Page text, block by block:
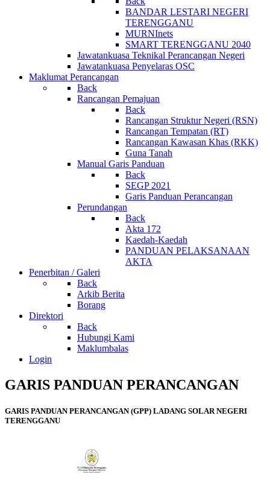
BANDAR LESTARI NEGERI
TERENGGANU
MURNInets
SMART TERENGGANU 2040
Jawatankuasa Teknikal Perancangan Negeri
Jawatankuasa Penyelaras OSC
Maklumat Perancangan
Back
Rancangan Pemajuan
Back
Rancangan Struktur Negeri (RSN)
Rancangan Tempatan (RT)
Rancangan Kawasan Khas (RKK)
Guna Tanah
Manual Garis Panduan
Back
SEGP 2021
Garis Panduan Perancangan
Perundangan
Back
Akta 172
Kaedah-Kaedah
PANDUAN PELAKSANAAN
AKTA
Penerbitan / Galeri
Back
Arkib Berita
Borang
Direktori
Back
Hubungi Kami
Maklumbalas
Login
GARIS PANDUAN PERANCANGAN
GARIS PANDUAN PERANCANGAN (GPP) LADANG SOLAR NEGERI
TERENGGANU